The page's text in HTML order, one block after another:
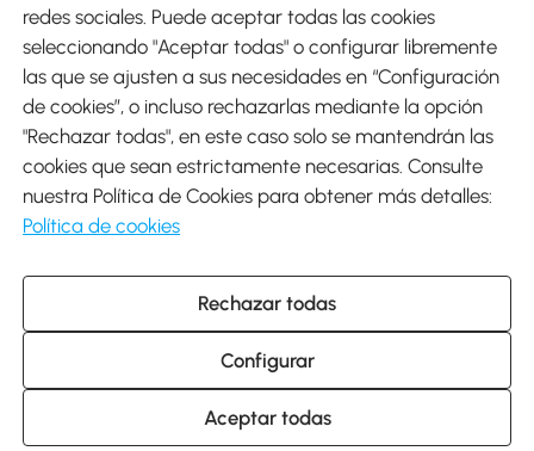
Envíos
Descargar Aosom App
Google Play
931 29 45 12 (L-V de 8:30 a 17:30h)
atencioncliente@aosom.es
C/ Roc Gros, nº 15. 08550 Els Hostalets de Balenyà (Barcelona),
España
© 2014-2026 SPANISH AOSOM, S.L (NIF: B66295775) Todos los
redes sociales. Puede aceptar todas las cookies
seleccionando "Aceptar todas" o configurar libremente
las que se ajusten a sus necesidades en “Configuración
de cookies”, o incluso rechazarlas mediante la opción
"Rechazar todas", en este caso solo se mantendrán las
cookies que sean estrictamente necesarias. Consulte
nuestra Política de Cookies para obtener más detalles:
Política de cookies
Rechazar todas
Configurar
Aceptar todas